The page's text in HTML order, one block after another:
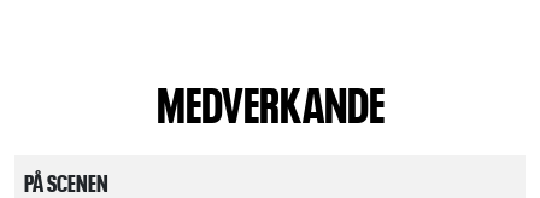
MEDVERKANDE
PÅ SCENEN